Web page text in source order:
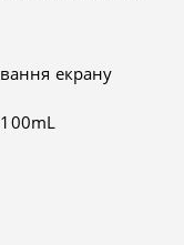
екрану